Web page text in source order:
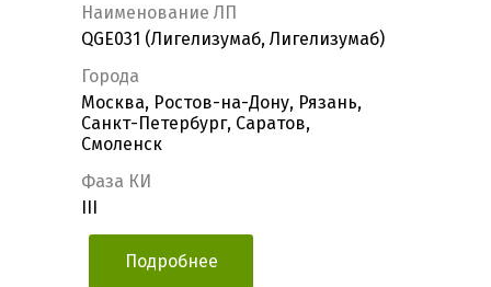
Наименование ЛП
QGE031 (Лигелизумаб, Лигелизумаб)
Города
Москва, Ростов-на-Дону, Рязань,
Санкт-Петербург, Саратов,
Смоленск
Фаза КИ
Подробнее